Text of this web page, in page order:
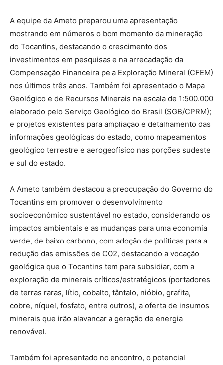
A equipe da Ameto preparou uma apresentação
mostrando em números o bom momento da mineração
do Tocantins, destacando o crescimento dos
investimentos em pesquisas e na arrecadação da
Compensação Financeira pela Exploração Mineral (CFEM)
nos últimos três anos. Também foi apresentado o Mapa
Geológico e de Recursos Minerais na escala de 1:500.000
elaborado pelo Serviço Geológico do Brasil (SGB/CPRM);
e projetos existentes para ampliação e detalhamento das
informações geológicas do estado, como mapeamentos
geológico terrestre e aerogeofísico nas porções sudeste
e sul do estado.
A Ameto também destacou a preocupação do Governo do
Tocantins em promover o desenvolvimento
socioeconômico sustentável no estado, considerando os
impactos ambientais e as mudanças para uma economia
verde, de baixo carbono, com adoção de políticas para a
redução das emissões de CO2, destacando a vocação
geológica que o Tocantins tem para subsidiar, com a
exploração de minerais críticos/estratégicos (portadores
de terras raras, lítio, cobalto, tântalo, nióbio, grafita,
cobre, níquel, fosfato, entre outros), a oferta de insumos
minerais que irão alavancar a geração de energia
renovável.
Também foi apresentado no encontro, o potencial